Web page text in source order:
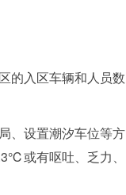
的入区车辆和人员数
、设置潮汐车位等方
或有呕吐、乏力、